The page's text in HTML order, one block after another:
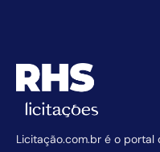
Licitação.com.br é o portal